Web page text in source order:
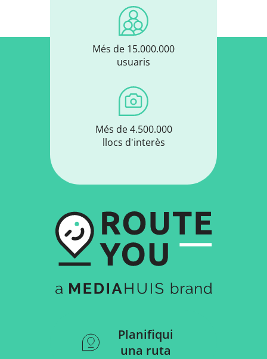
Més de 15.000.000
usuaris
Més de 4.500.000
llocs d'interès
Planifiqui
una ruta